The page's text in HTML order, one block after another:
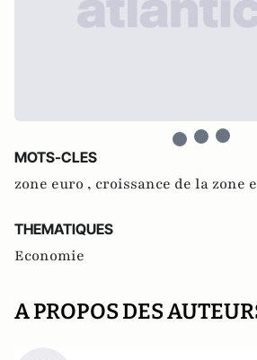
MOTS-CLES
zone euro , croissance de la zone
THEMATIQUES
Economie
A PROPOS DES